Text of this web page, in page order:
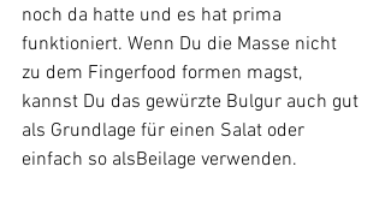
noch da hatte und es hat prima
funktioniert. Wenn Du die Masse nicht
zu dem Fingerfood formen magst,
kannst Du das gewürzte Bulgur auch gut
als Grundlage für einen Salat oder
einfach so alsBeilage verwenden.